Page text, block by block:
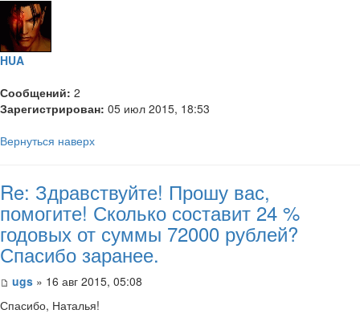
HUA
Сообщений: 2
Зарегистрирован: 05 июл 2015, 18:53
Вернуться наверх
Re: Здравствуйте! Прошу вас,
помогите! Сколько составит 24 %
годовых от суммы 72000 рублей?
Спасибо заранее.
ugs » 16 авг 2015, 05:08
Спасибо, Наталья!